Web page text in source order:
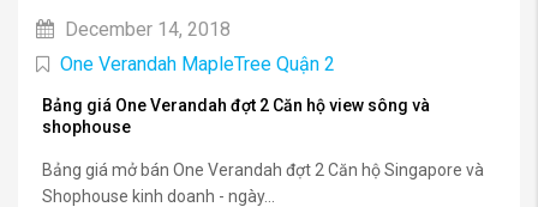
December 14, 2018
One Verandah MapleTree Quận 2
Bảng giá One Verandah đợt 2 Căn hộ view sông và
shophouse
Bảng giá mở bán One Verandah đợt 2 Căn hộ Singapore và
Shophouse kinh doanh - ngày...